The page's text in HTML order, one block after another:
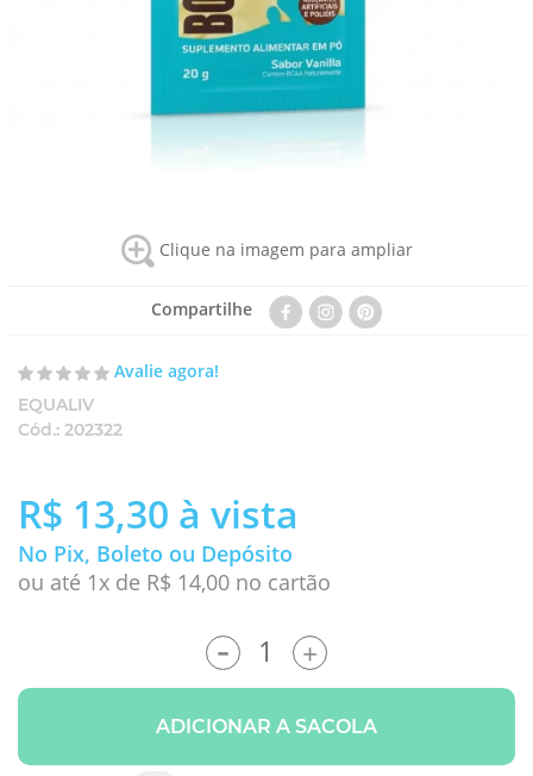
Clique na imagem para ampliar
Compartilhe
Avalie agora!
EQUALIV
Cód.: 202322
R$ 13,30 à vista
No Pix, Boleto ou Depósito
ou até 1x de R$ 14,00 no cartão
- +
ADICIONAR A SACOLA